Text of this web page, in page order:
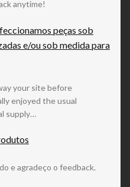
anytime!
peças sob
e/ou sob medida para
your site before
enjoyed the usual
supply…
e agradeço o feedback.